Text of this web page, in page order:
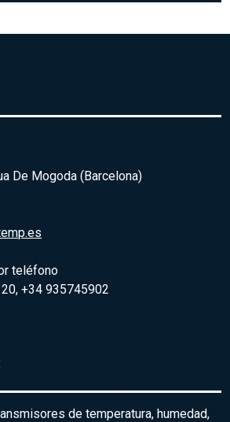
De Mogoda (Barcelona)
teléfono
+34 935745902
de temperatura, humedad,